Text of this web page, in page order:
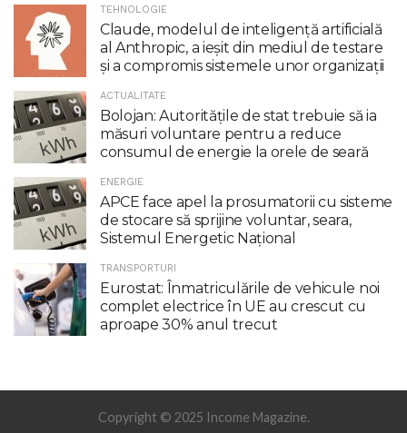
TEHNOLOGIE
Claude, modelul de inteligenţă artificială
al Anthropic, a ieşit din mediul de testare
şi a compromis sistemele unor organizaţii
ACTUALITATE
Bolojan: Autoritățile de stat trebuie să ia
măsuri voluntare pentru a reduce
consumul de energie la orele de seară
ENERGIE
APCE face apel la prosumatorii cu sisteme
de stocare să sprijine voluntar, seara,
Sistemul Energetic Național
TRANSPORTURI
Eurostat: Înmatriculările de vehicule noi
complet electrice în UE au crescut cu
aproape 30% anul trecut
Copyright © 2025 Income Magazine.